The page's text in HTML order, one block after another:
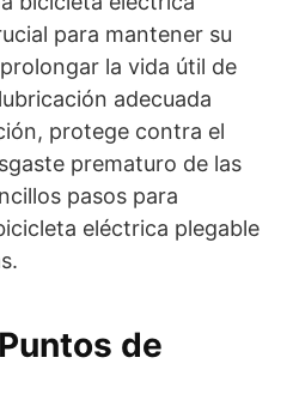
para mantener su
la vida útil de
adecuada
protege contra el
prematuro de las
pasos para
eléctrica plegable
de